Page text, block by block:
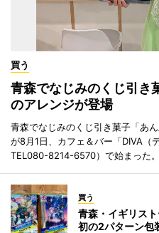
買う
青森でなじみのくじ引き
のアレンジが登場
青森でなじみのくじ引き菓子「あ
が8月1日、カフェ＆バー「DIVA（
TEL080-8214-6570）で始まった。
買う
青森・イギリス
初の2パターン包